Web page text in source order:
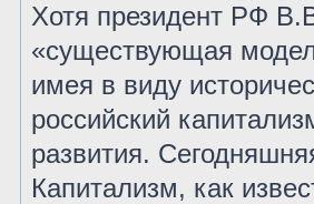
Хотя президент РФ
«существующая
имея в виду
российский
развития.
Капитализм, как